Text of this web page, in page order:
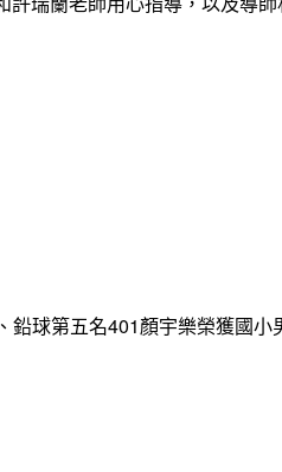
球第五名401顏宇樂榮獲國小